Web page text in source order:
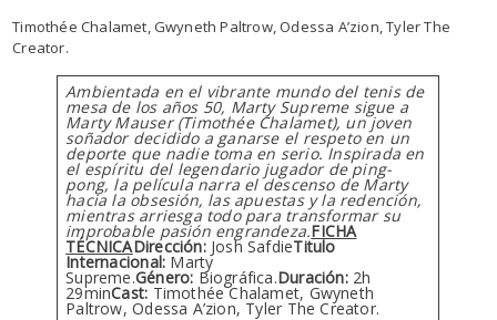
Timothée Chalamet, Gwyneth Paltrow, Odessa A’zion, Tyler The
Creator.
Ambientada en el vibrante mundo del tenis de
mesa de los años 50, Marty Supreme sigue a
Marty Mauser (Timothée Chalamet), un joven
soñador decidido a ganarse el respeto en un
deporte que nadie toma en serio. Inspirada en
el espíritu del legendario jugador de ping-
pong, la película narra el descenso de Marty
hacia la obsesión, las apuestas y la redención,
mientras arriesga todo para transformar su
improbable pasión engrandeza.FICHA
TÉCNICADirección: Josh SafdieTitulo
Internacional: Marty
Supreme.Género: Biográfica.Duración: 2h
29minCast: Timothée Chalamet, Gwyneth
Paltrow, Odessa A’zion, Tyler The Creator.